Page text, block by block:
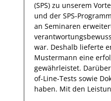
(SPS) zu unserem
und der SPS-
an Seminaren
war. Deshalb lieferte
Mustermann eine
gewährleistet.
of-Line-Tests sowie
haben. Mit den